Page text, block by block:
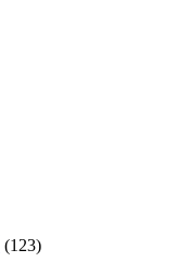
(123)